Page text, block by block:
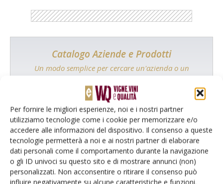
Per fornire le migliori esperienze, noi e i nostri partner
utilizziamo tecnologie come i cookie per memorizzare e/o
accedere alle informazioni del dispositivo. Il consenso a queste
tecnologie permetterà a noi e ai nostri partner di elaborare
dati personali come il comportamento durante la navigazione
o gli ID univoci su questo sito e di mostrare annunci (non)
personalizzati. Non acconsentire o ritirare il consenso può
influire negativamente su alcune caratteristiche e funzioni.
Catalogo Aziende e Prodotti
Un modo semplice per cercare un'azienda o un
Cerca adesso
L'Esperto risponde
I consigli di Terra e Vita agli agricoltori